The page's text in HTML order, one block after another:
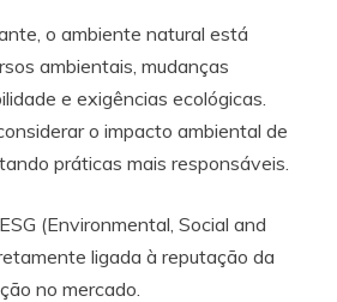
o ambiente natural está
ambientais, mudanças
e exigências ecológicas.
o impacto ambiental de
práticas mais responsáveis.
(Environmental, Social and
ligada à reputação da
no mercado.